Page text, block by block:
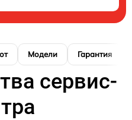
Модели Гарантия
сервис-